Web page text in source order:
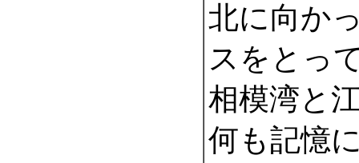
北に向か
スをとっ
相模湾と
何も記憶